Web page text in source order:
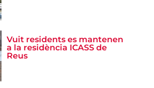
Vuit residents es mantenen
a la residència ICASS de
Reus